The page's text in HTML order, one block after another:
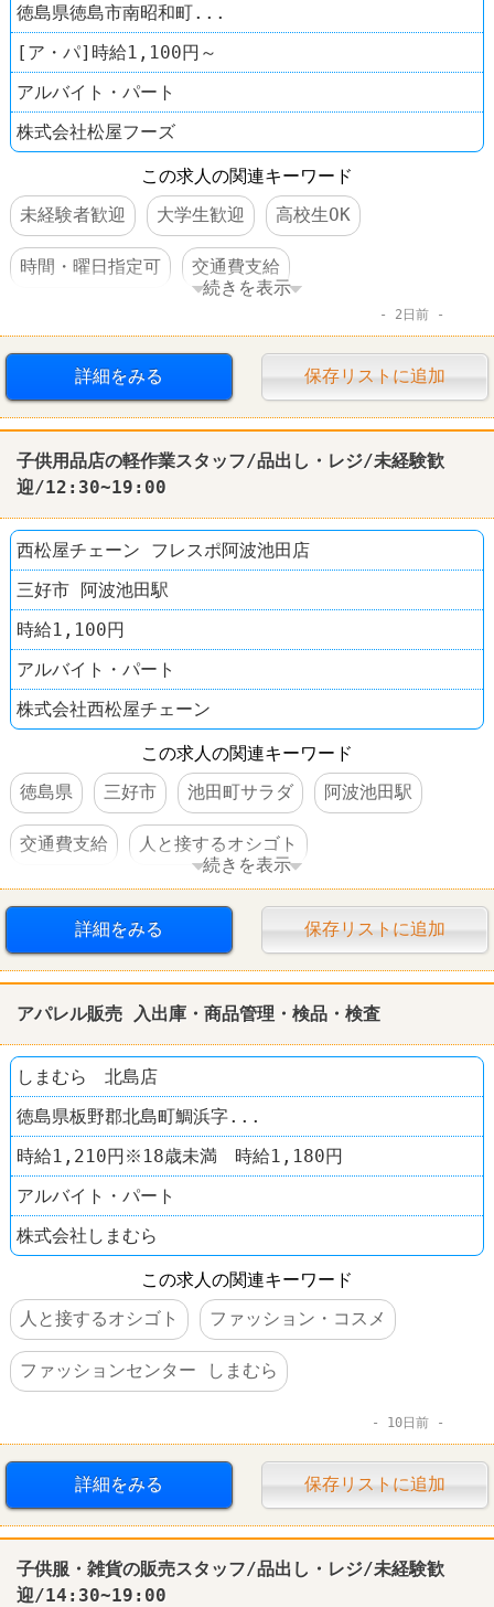
徳島県徳島市南昭和町...
[ア・パ]時給1,100円～
アルバイト・パート
株式会社松屋フーズ
この求人の関連キーワード
未経験者歓迎
大学生歓迎 高校生OK
時間・曜日指定可 交通費支給
続きを表示
2日前
詳細をみる 保存リストに追加
子供用品店の軽作業スタッフ/品出し・レジ/未経験歓
迎/12:30~19:00
西松屋チェーン フレスポ阿波池田店
三好市 阿波池田駅
時給1,100円
アルバイト・パート
株式会社西松屋チェーン
この求人の関連キーワード
徳島県
三好市 池田町サラダ 阿波池田駅
交通費支給 人と接するオシゴト
ファッション・コスメ 西松屋
続きを表示
詳細をみる 保存リストに追加
アパレル販売 入出庫・商品管理・検品・検査
しまむら 北島店
徳島県板野郡北島町鯛浜字...
時給1,210円※18歳未満 時給1,180円
アルバイト・パート
株式会社しまむら
この求人の関連キーワード
人と接するオシゴト
ファッション・コスメ
ファッションセンター しまむら
10日前
詳細をみる 保存リストに追加
子供服・雑貨の販売スタッフ/品出し・レジ/未経験歓
迎/14:30~19:00